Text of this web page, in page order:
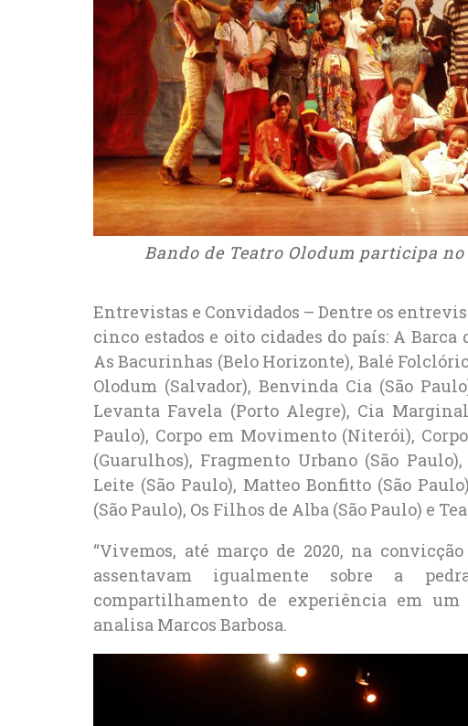
Bando de Teatro Olodum participa
Entrevistas e Convidados – Dentre os
cinco estados e oito cidades do país: A Barca
As Bacurinhas (Belo Horizonte), Balé
Olodum (Salvador), Benvinda Cia (São
Levanta Favela (Porto Alegre), Cia
Paulo), Corpo em Movimento (Niterói),
(Guarulhos), Fragmento Urbano (São
Leite (São Paulo), Matteo Bonfitto (São
(São Paulo), Os Filhos de Alba (São Paulo) e
“Vivemos, até março de 2020, na
assentavam igualmente sobre a
compartilhamento de experiência em um
analisa Marcos Barbosa.